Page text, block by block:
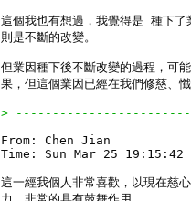
這個我也有想過，我覺得是 種下了
則是不斷的改變。
但業因種下後不斷改變的過程，可
果，但這個業因已經在我們修慈、
>
From: Chen Jian
Time: Sun Mar 25 19:15:42
這一經我個人非常喜歡，以現在慈